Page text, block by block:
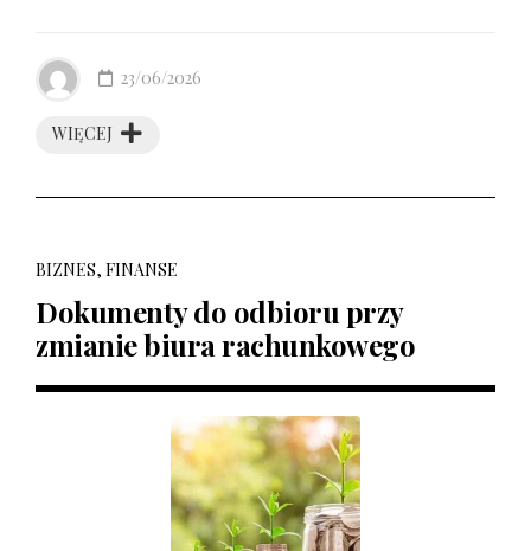
WIĘCEJ
23/06/2026
BIZNES, FINANSE
Dokumenty do odbioru przy
zmianie biura rachunkowego